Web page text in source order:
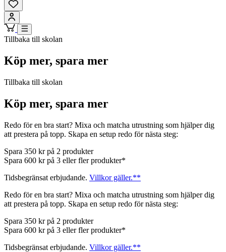
Tillbaka till skolan
Köp mer, spara mer
Tillbaka till skolan
Köp mer, spara mer
Redo för en bra start? Mixa och matcha utrustning som hjälper dig
att prestera på topp. Skapa en setup redo för nästa steg:
Spara 350 kr på 2 produkter
Spara 600 kr på 3 eller fler produkter*
Tidsbegränsat erbjudande. Villkor gäller.**
Redo för en bra start? Mixa och matcha utrustning som hjälper dig
att prestera på topp. Skapa en setup redo för nästa steg:
Spara 350 kr på 2 produkter
Spara 600 kr på 3 eller fler produkter*
Tidsbegränsat erbjudande. Villkor gäller.**